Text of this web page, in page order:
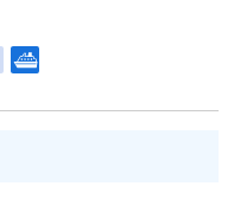
クルーズコンサルタント